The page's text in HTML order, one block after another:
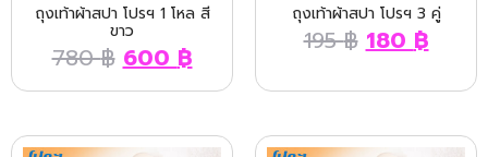
ถุงเท้าผ้าสปา โปรฯ 1 โหล สี
ขาว
780฿ 600 ฿
ถุงเท้าผ้าสปา โปรฯ 3 คู่
195฿ 180 ฿